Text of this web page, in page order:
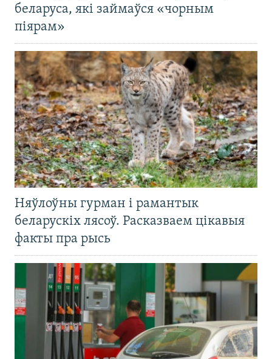
беларуса, які займаўся «чорным
піярам»
Няўлоўны гурман і рамантык
беларускіх лясоў. Расказваем цікавыя
факты пра рысь